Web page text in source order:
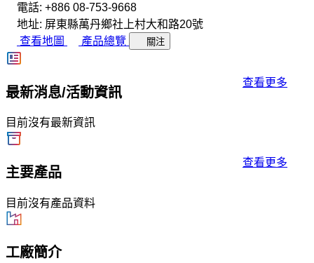
電話: +886 08-753-9668
地址: 屏東縣萬丹鄉社上村大和路20號
查看地圖
產品總覽 關注
最新消息/活動資訊
查看更多
目前沒有最新資訊
主要產品
查看更多
目前沒有產品資料
工廠簡介